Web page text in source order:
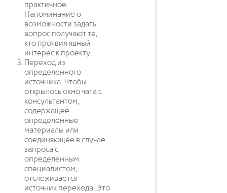
практичное.
Напоминание о
возможности задать
вопрос получают те,
кто проявил явный
интерес к проекту.
Переход из
определенного
источника. Чтобы
открылось окно чата с
консультантом,
содержащее
определенные
материалы или
соединяющее в случае
запроса с
определенным
специалистом,
отслеживается
источник перехода. Это